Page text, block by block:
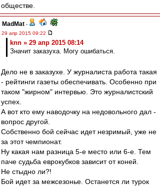
обществе.
MadMat -
29 апр 2015 09:22
knn » 29 апр 2015 08:14
Значит заказуха. Могу ошибаться.
Дело не в заказухе. У журналиста работа такая
- рейтинги газеты обеспечивать. Особенно при
таком "жирном" интервью. Это журналистский
успех.
А вот кто ему наводочку на недовольного дал -
вопрос другой.
Собственно бой сейчас идет незримый, уже не
за этот чемпионат.
Ну какая нам разница 5-е место или 6-е. Тем
паче судьба еврокубков зависит от коней.
Не стыдно ли?!
Бой идет за межсезонье. Останется ли турок